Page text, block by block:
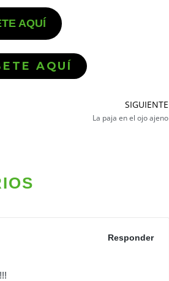
AQUÍ
AQUÍ
SIGUIENTE
La paja en el ojo ajeno
Responder